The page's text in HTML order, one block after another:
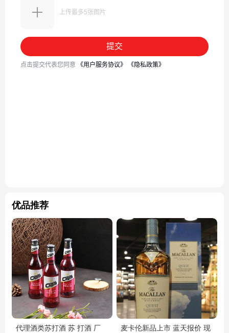
优品推荐
代理酒类苏打酒 苏 打酒 厂
麦卡伦新品上市 蓝天报价 现